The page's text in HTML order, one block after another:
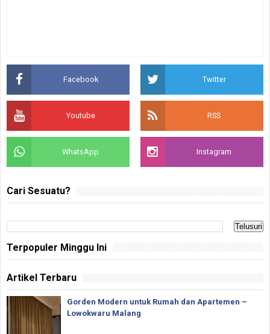
Facebook Twitter
Youtube RSS
WhatsApp Instagram
Cari Sesuatu?
Terpopuler Minggu Ini
Artikel Terbaru
Gorden Modern untuk Rumah dan Apartemen –
Lowokwaru Malang